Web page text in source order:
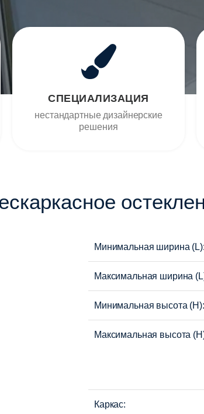
СПЕЦИАЛИЗАЦИЯ
нестандартные дизайнерские
решения
Минимальная ширина (L):
Максимальная ширина
Минимальная высота (H):
Максимальная высота
Каркас: